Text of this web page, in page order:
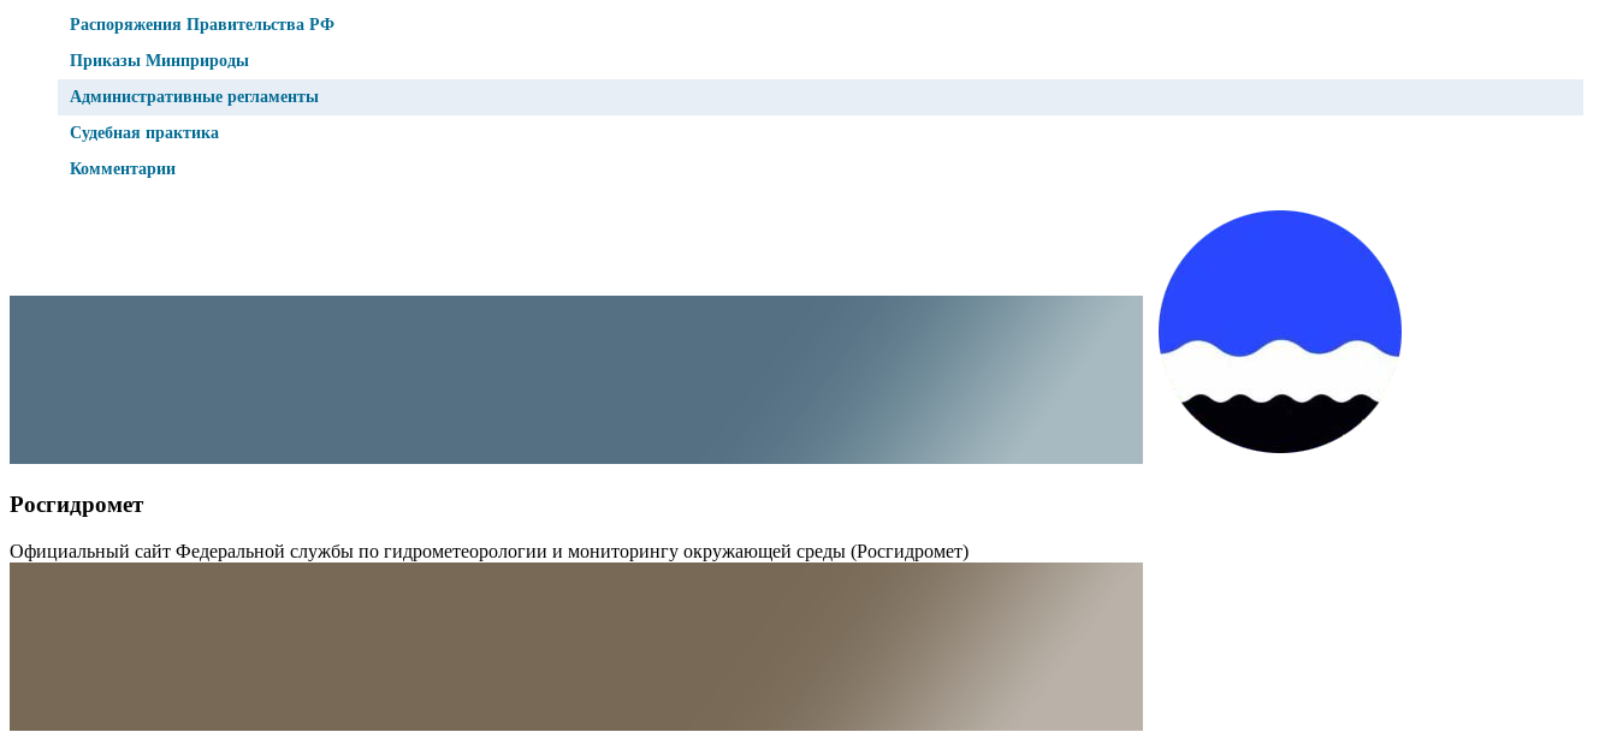
Распоряжения Правительства РФ
Приказы Минприроды
Административные регламенты
Судебная практика
Комментарии
Росгидромет
Официальный сайт Федеральной службы по гидрометеорологии и мониторингу окружающей среды (Росгидромет)